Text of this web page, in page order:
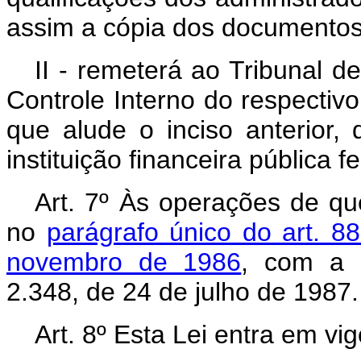
assim a cópia dos
II - remeterá ao Tribunal
Controle Interno do
que alude o inciso anterior,
instituição financeira pública
Art. 7º Às operações de
no parágrafo único do art.
novembro de 1986, com a
2.348, de 24 de julho de 1987.
Art. 8º Esta Lei entra em